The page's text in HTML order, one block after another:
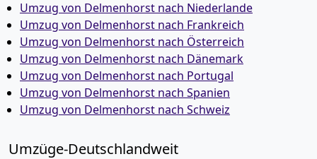
Umzug von Delmenhorst nach Niederlande
Umzug von Delmenhorst nach Frankreich
Umzug von Delmenhorst nach Österreich
Umzug von Delmenhorst nach Dänemark
Umzug von Delmenhorst nach Portugal
Umzug von Delmenhorst nach Spanien
Umzug von Delmenhorst nach Schweiz
Umzüge-Deutschlandweit